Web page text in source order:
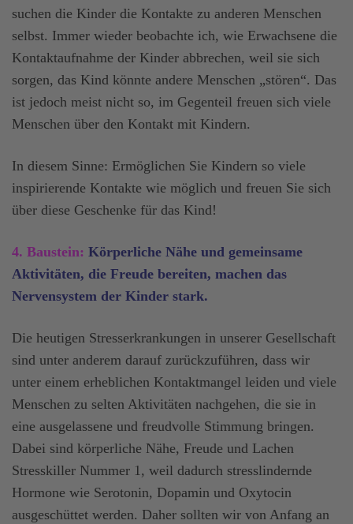
suchen die Kinder die Kontakte zu anderen Menschen
selbst. Immer wieder beobachte ich, wie Erwachsene die
Kontaktaufnahme der Kinder abbrechen, weil sie sich
sorgen, das Kind könnte andere Menschen „stören“. Das
ist jedoch meist nicht so, im Gegenteil freuen sich viele
Menschen über den Kontakt mit Kindern.
In diesem Sinne: Ermöglichen Sie Kindern so viele
inspirierende Kontakte wie möglich und freuen Sie sich
über diese Geschenke für das Kind!
4. Baustein: Körperliche Nähe und gemeinsame
Aktivitäten, die Freude bereiten, machen das
Nervensystem der Kinder stark.
Die heutigen Stresserkrankungen in unserer Gesellschaft
sind unter anderem darauf zurückzuführen, dass wir
unter einem erheblichen Kontaktmangel leiden und viele
Menschen zu selten Aktivitäten nachgehen, die sie in
eine ausgelassene und freudvolle Stimmung bringen.
Dabei sind körperliche Nähe, Freude und Lachen
Stresskiller Nummer 1, weil dadurch stresslindernde
Hormone wie Serotonin, Dopamin und Oxytocin
ausgeschüttet werden. Daher sollten wir von Anfang an